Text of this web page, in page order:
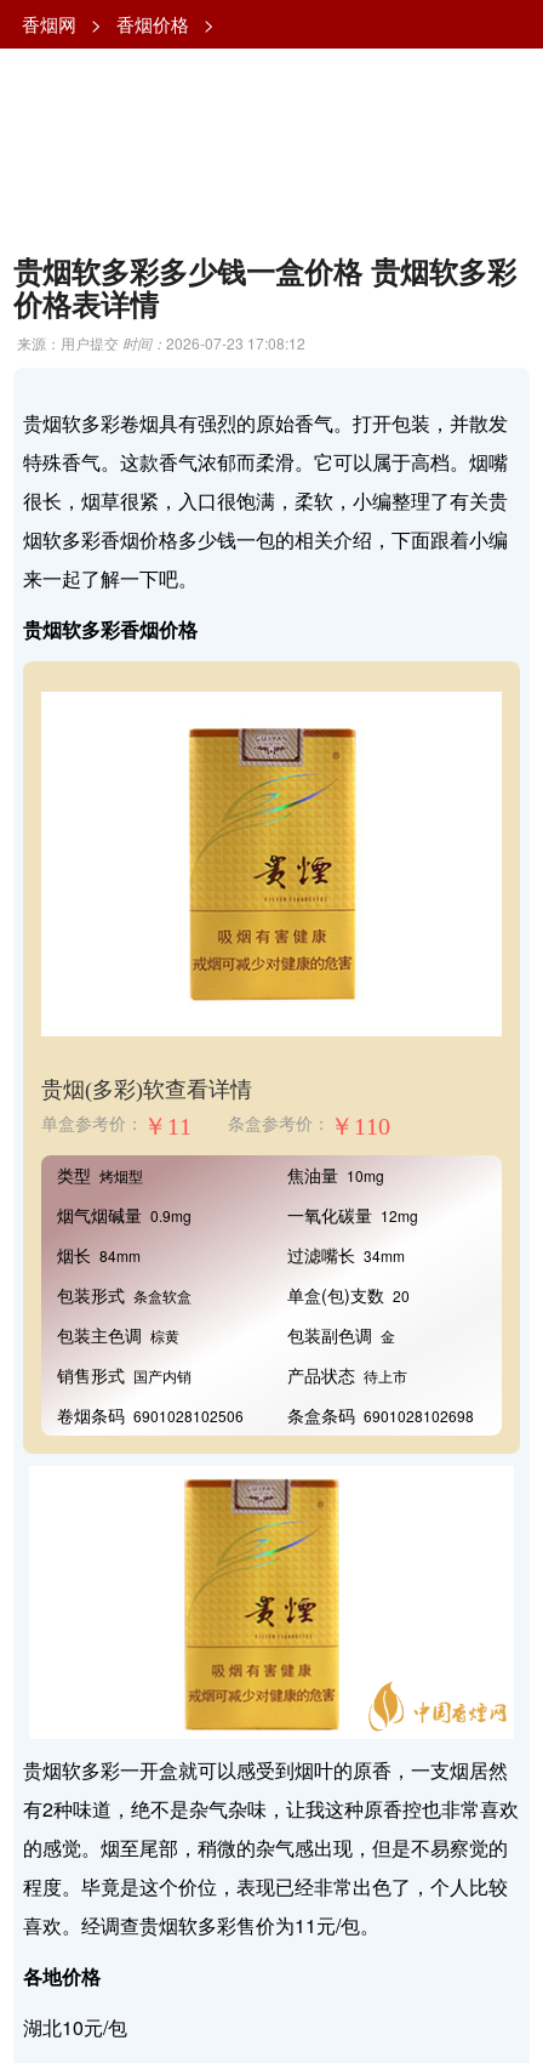
香烟网 > 香烟价格 >
贵烟软多彩多少钱一盒价格 贵烟软多彩
价格表详情
来源：用户提交 时间：2026-07-23 17:08:12
贵烟软多彩卷烟具有强烈的原始香气。打开包装，并散发
特殊香气。这款香气浓郁而柔滑。它可以属于高档。烟嘴
很长，烟草很紧，入口很饱满，柔软，小编整理了有关贵
烟软多彩香烟价格多少钱一包的相关介绍，下面跟着小编
来一起了解一下吧。
贵烟软多彩香烟价格
贵烟(多彩)软查看详情
单盒参考价： ￥11 条盒参考价： ￥110
类型 烤烟型 焦油量 10mg
烟气烟碱量 0.9mg 一氧化碳量 12mg
烟长 84mm 过滤嘴长 34mm
包装形式 条盒软盒 单盒(包)支数 20
包装主色调 棕黄 包装副色调 金
销售形式 国产内销 产品状态 待上市
卷烟条码 6901028102506 条盒条码 6901028102698
贵烟软多彩一开盒就可以感受到烟叶的原香，一支烟居然
有2种味道，绝不是杂气杂味，让我这种原香控也非常喜欢
的感觉。烟至尾部，稍微的杂气感出现，但是不易察觉的
程度。毕竟是这个价位，表现已经非常出色了，个人比较
喜欢。经调查贵烟软多彩售价为11元/包。
各地价格
湖北10元/包